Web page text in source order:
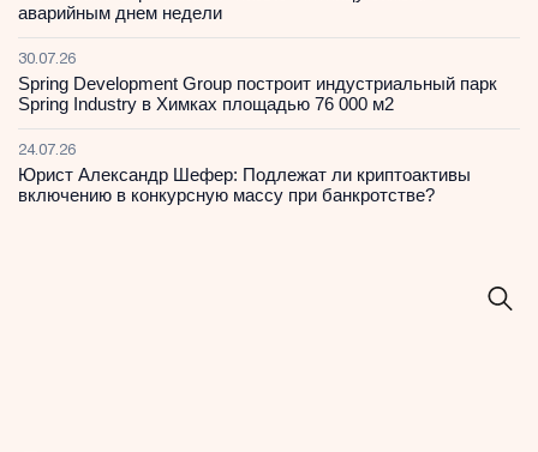
аварийным днем недели
30.07.26
Spring Development Group построит индустриальный парк
Spring Industry в Химках площадью 76 000 м2
24.07.26
Юрист Александр Шефер: Подлежат ли криптоактивы
включению в конкурсную массу при банкротстве?